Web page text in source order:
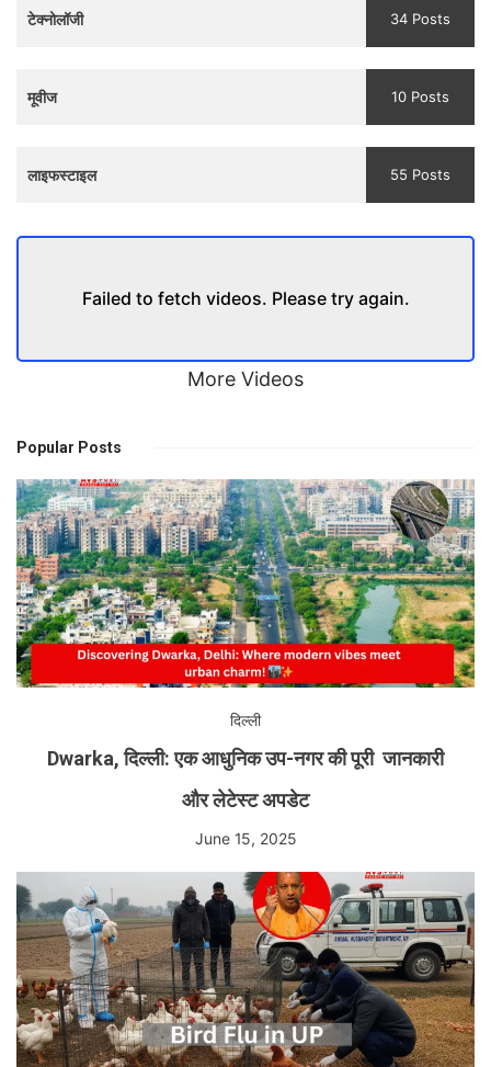
टेक्नोलॉजी 34 Posts
मूवीज 10 Posts
लाइफस्टाइल 55 Posts
Failed to fetch videos. Please try again.
More Videos
Popular Posts
दिल्ली
Dwarka, दिल्ली: एक आधुनिक उप-नगर की पूरी जानकारी
और लेटेस्ट अपडेट
June 15, 2025